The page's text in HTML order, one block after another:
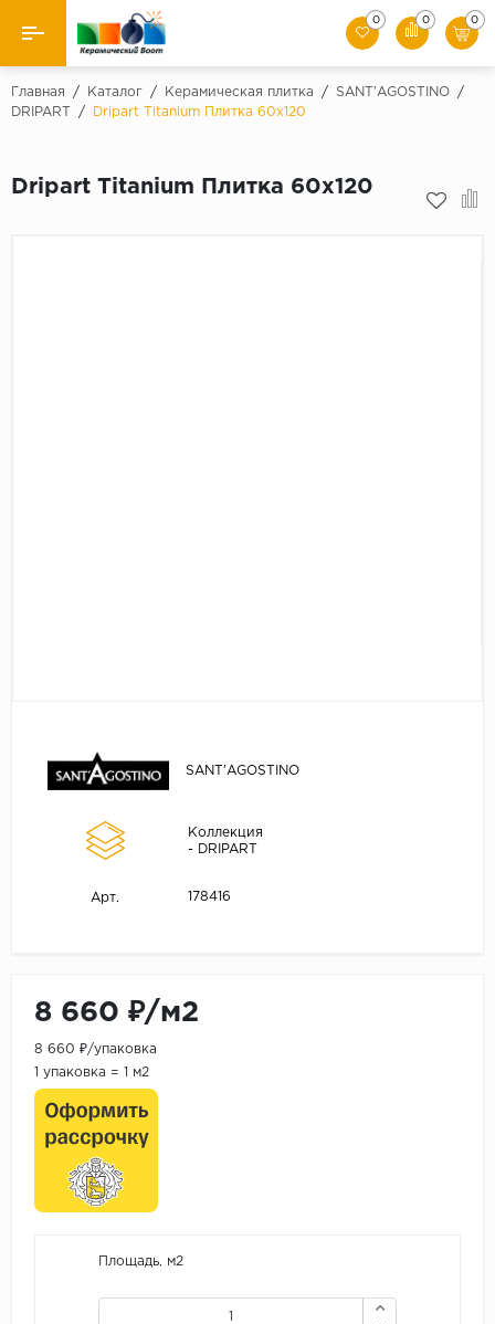
Назад
Керамическая плитка
0 0 0
Главная / Каталог / Керамическая плитка / SANT'AGOSTINO
/
DRIPART
/ Dripart Titanium Плитка 60x120
Dripart Titanium Плитка 60x120
SANT'AGOSTINO
Коллекция
- DRIPART
Арт. 178416
8 660 ₽/м2
8 660 ₽/упаковка
1 упаковка = 1 м2
Площадь, м2